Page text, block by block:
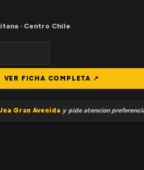
· Centro Chile
VER FICHA COMPLETA ↗
Gran Avenida y pide atencion